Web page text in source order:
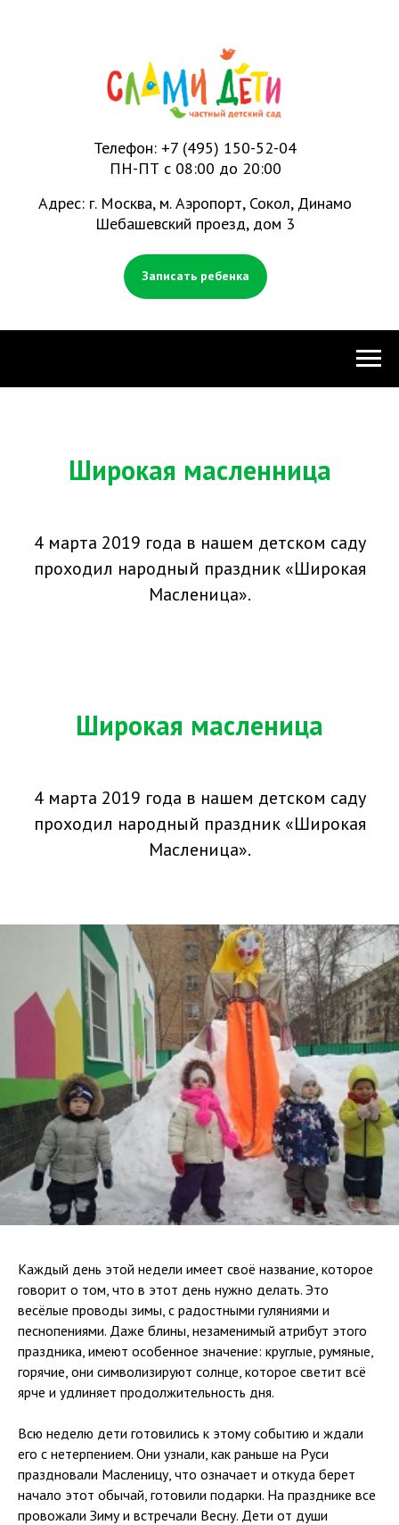
Телефон: +7 (495) 150-52-04
ПН-ПТ с 08:00 до 20:00
Адрес: г. Москва, м. Аэропорт, Сокол, Динамо
Шебашевский проезд, дом 3
Записать ребенка
Широкая масленница
4 марта 2019 года в нашем детском саду
проходил народный праздник «Широкая
Масленица».
Широкая масленица
4 марта 2019 года в нашем детском саду
проходил народный праздник «Широкая
Масленица».
Каждый день этой недели имеет своё название, которое
говорит о том, что в этот день нужно делать. Это
весёлые проводы зимы, с радостными гуляниями и
песнопениями. Даже блины, незаменимый атрибут этого
праздника, имеют особенное значение: круглые, румяные,
горячие, они символизируют солнце, которое светит всё
ярче и удлиняет продолжительность дня.
Всю неделю дети готовились к этому событию и ждали
его с нетерпением. Они узнали, как раньше на Руси
праздновали Масленицу, что означает и откуда берет
начало этот обычай, готовили подарки. На празднике все
провожали Зиму и встречали Весну. Дети от души